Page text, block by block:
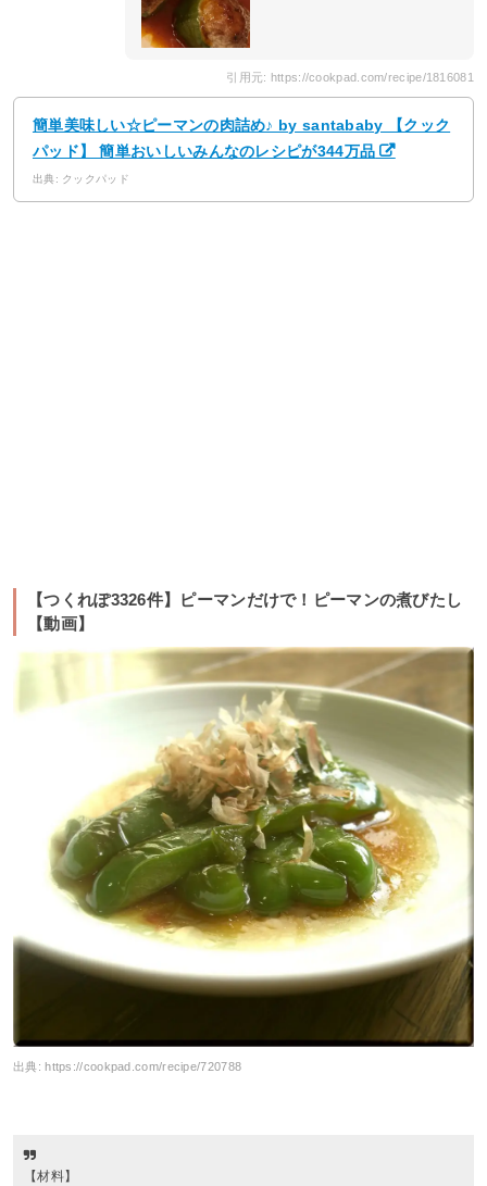
引用元: https://cookpad.com/recipe/1816081
簡単美味しい☆ピーマンの肉詰め♪ by santababy 【クック
パッド】 簡単おいしいみんなのレシピが344万品
出典: クックパッド
【つくれぽ3326件】ピーマンだけで！ピーマンの煮びたし
【動画】
出典: https://cookpad.com/recipe/720788
【材料】